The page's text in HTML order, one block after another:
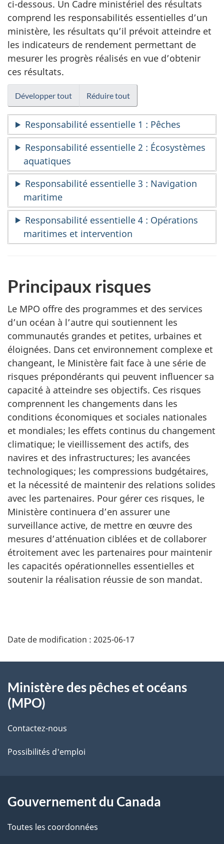
ci-dessous. Un Cadre ministériel des résultats
comprend les responsabilités essentielles d’un
ministère, les résultats qu’il prévoit atteindre et
les indicateurs de rendement permettant de
mesurer les progrès réalisés en vue d’obtenir
ces résultats.
Développer tout Réduire tout
Responsabilité essentielle 1 : Pêches
Responsabilité essentielle 2 : Écosystèmes
aquatiques
Responsabilité essentielle 3 : Navigation
maritime
Responsabilité essentielle 4 : Opérations
maritimes et intervention
Principaux risques
Le MPO offre des programmes et des services
d’un océan à l’autre qui soutiennent les
communautés grandes et petites, urbaines et
éloignées. Dans cet environnement complexe et
changeant, le Ministère fait face à une série de
risques prépondérants qui peuvent influencer sa
capacité à atteindre ses objectifs. Ces risques
comprennent les changements dans les
conditions économiques et sociales nationales
et mondiales; les effets continus du changement
climatique; le vieillissement des actifs, des
navires et des infrastructures; les avancées
technologiques; les compressions budgétaires,
et la nécessité de maintenir des relations solides
avec les partenaires. Pour gérer ces risques, le
Ministère continuera d’en assurer une
surveillance active, de mettre en œuvre des
mesures d’atténuation ciblées et de collaborer
étroitement avec les partenaires pour maintenir
les capacités opérationnelles essentielles et
soutenir la réalisation réussie de son mandat.
Date de modification : 2025-06-17
propos
de
ce
site
Ministère des pêches et océans
(MPO)
Contactez-nous
Possibilités d'emploi
Gouvernement du Canada
Toutes les coordonnées